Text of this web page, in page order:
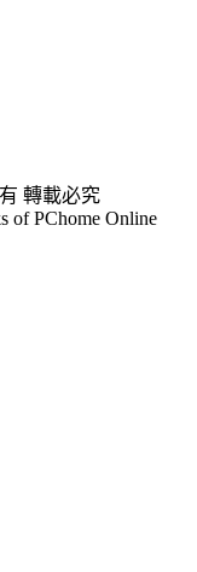
轉載必究
of PChome Online